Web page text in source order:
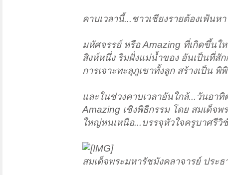
คาบเวลานี้...ชาวเชียงรายต้องเฟ้นห
มหัศจรรย์ หรือ Amazing ที่เกิดขึ้นใ
สิงห์หนึ่ง ริมฝั่งแม่น้ำของ อันเป็นที่สั
การเจาะทะลุภูเขาทั้งลูก สร้างเป็น
และในช่วงคาบเวลาอันใกล้...วันอา
Amazing เชิงพิธีกรรม โดย สมเด็จ
ใหญ่หนเหนือ...บรรจุหัวใจครูบาศรีวิ
สมเด็จพระมหารัชมังคลาจารย์ ประ